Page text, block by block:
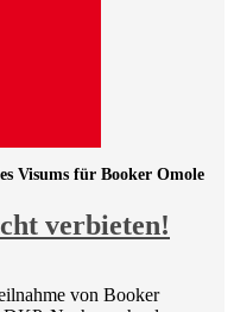
verbieten!
Visums für Booker Omole
von Booker